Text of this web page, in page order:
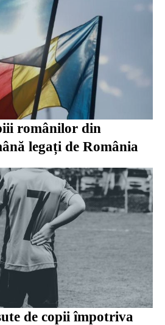
românilor din
legați de România
de copii împotriva